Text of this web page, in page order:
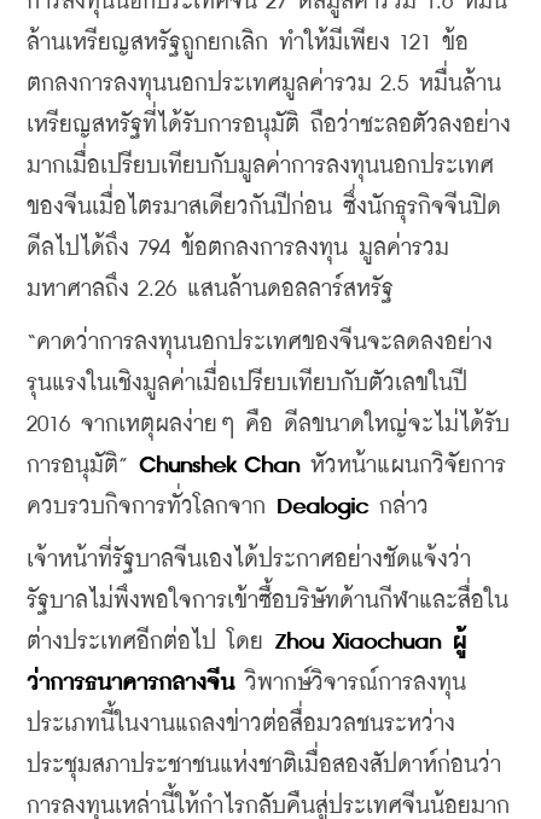
ล้านเหรียญสหรัฐถูกยกเลิก ทำให้มีเพียง 121 ข้อ
ตกลงการลงทุนนอกประเทศมูลค่ารวม 2.5 หมื่นล้าน
เหรียญสหรัฐที่ได้รับการอนุมัติ ถือว่าชะลอตัวลงอย่าง
มากเมื่อเปรียบเทียบกับมูลค่าการลงทุนนอกประเทศ
ของจีนเมื่อไตรมาสเดียวกันปีก่อน ซึ่งนักธุรกิจจีนปิด
ดีลไปได้ถึง 794 ข้อตกลงการลงทุน มูลค่ารวม
มหาศาลถึง 2.26 แสนล้านดอลลาร์สหรัฐ
“คาดว่าการลงทุนนอกประเทศของจีนจะลดลงอย่าง
รุนแรงในเชิงมูลค่าเมื่อเปรียบเทียบกับตัวเลขในปี
2016 จากเหตุผลง่ายๆ คือ ดีลขนาดใหญ่จะไม่ได้รับ
การอนุมัติ” Chunshek Chan หัวหน้าแผนกวิจัยการ
ควบรวบกิจการทั่วโลกจาก Dealogic กล่าว
เจ้าหน้าที่รัฐบาลจีนเองได้ประกาศอย่างชัดแจ้งว่า
รัฐบาลไม่พึงพอใจการเข้าซื้อบริษัทด้านกีฬาและสื่อใน
ต่างประเทศอีกต่อไป โดย Zhou Xiaochuan ผู้
ว่าการธนาคารกลางจีน วิพากษ์วิจารณ์การลงทุน
ประเภทนี้ในงานแถลงข่าวต่อสื่อมวลชนระหว่าง
ประชุมสภาประชาชนแห่งชาติเมื่อสองสัปดาห์ก่อนว่า
การลงทุนเหล่านี้ให้กำไรกลับคืนสู่ประเทศจีนน้อยมาก